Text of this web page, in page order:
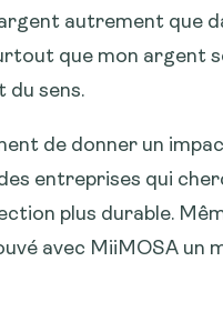
autrement que
que mon argent
du sens.
de donner un
entreprises qui
plus durable.
avec MiiMOSA un